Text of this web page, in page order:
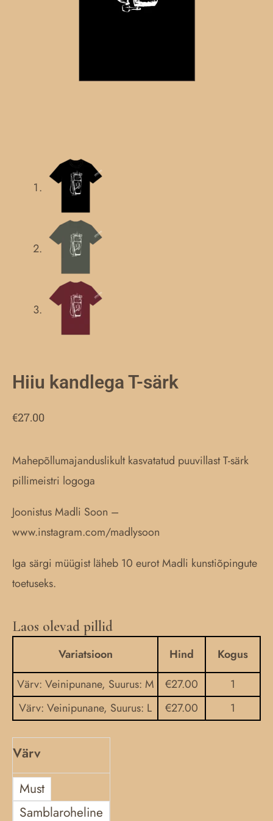
Hiiu kandlega T-särk
€27.00
Mahepõllumajanduslikult kasvatatud puuvillast T-särk
pillimeistri logoga
Joonistus Madli Soon –
www.instagram.com/madlysoon
Iga särgi müügist läheb 10 eurot Madli kunstiõpingute
toetuseks.
Laos olevad pillid
Variatsioon Hind
Kogus
Värv: Veinipunane, Suurus: M
€27.00
1
Värv: Veinipunane, Suurus: L
€27.00 1
Värv
Must
Samblaroheline
Hiiu
kandlega
särk
kogus